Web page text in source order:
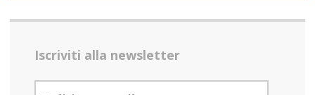
Iscriviti alla newsletter
INDIRIZZO